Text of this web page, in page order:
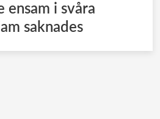
ensam i svåra
saknades